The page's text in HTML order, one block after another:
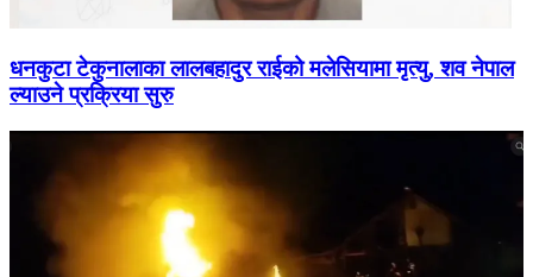
धनकुटा टेकुनालाका लालबहादुर राईको मलेसियामा मृत्यु, शव नेपाल
ल्याउने प्रक्रिया सुरु